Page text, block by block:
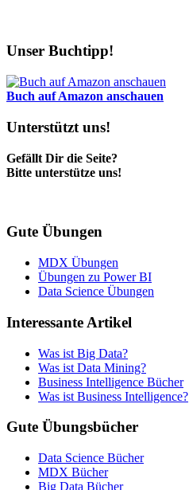
Unser Buchtipp!
Buch auf Amazon anschauen
Unterstützt uns!
Gefällt Dir die Seite?
Bitte unterstütze uns!
Gute Übungen
MDX Übungen
Übungen zu Power BI
Data Science Übungen
Interessante Artikel
Was ist Big Data?
Was ist Data Mining?
Business Intelligence Bücher
Was ist Business Intelligence?
Gute Übungsbücher
Data Science Bücher
MDX Bücher
Big Data Bücher